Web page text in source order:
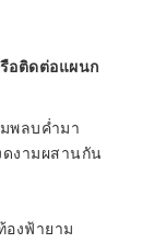
อติดต่อแผนก
พลบค่ำมา
งามผสานกัน
งฟ้ายาม